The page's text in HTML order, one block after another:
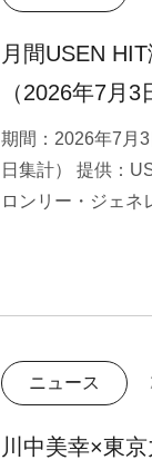
月間USEN
（2026年7月3
期間：2026年7月
日集計） 提供：
ロンリー・ジェ
ニュース
川中美幸×東